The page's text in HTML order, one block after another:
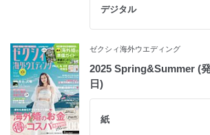
デジタル
ゼクシィ海外ウエディング
2025 Spring&Summer (
日)
紙